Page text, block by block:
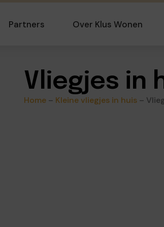
Partners Over Klus Wonen
Vliegjes in
Home – Kleine vliegjes in huis –